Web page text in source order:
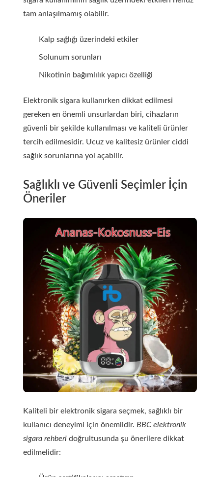
tam anlaşılmamış olabilir.
Kalp sağlığı üzerindeki etkiler
Solunum sorunları
Nikotinin bağımlılık yapıcı özelliği
Elektronik sigara kullanırken dikkat edilmesi
gereken en önemli unsurlardan biri, cihazların
güvenli bir şekilde kullanılması ve kaliteli ürünler
tercih edilmesidir. Ucuz ve kalitesiz ürünler ciddi
sağlık sorunlarına yol açabilir.
Sağlıklı ve Güvenli Seçimler İçin
Öneriler
Kaliteli bir elektronik sigara seçmek, sağlıklı bir
kullanıcı deneyimi için önemlidir. BBC elektronik
sigara rehberi doğrultusunda şu önerilere dikkat
edilmelidir: